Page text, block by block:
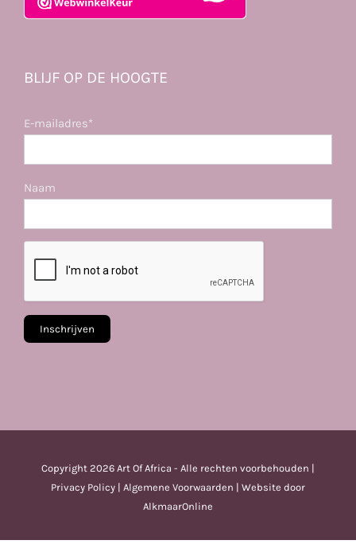
BLIJF OP DE HOOGTE
E-mailadres*
Naam
Copyright 2026 Art Of Africa - Alle rechten voorbehouden |
Privacy Policy | Algemene Voorwaarden | Website door
AlkmaarOnline